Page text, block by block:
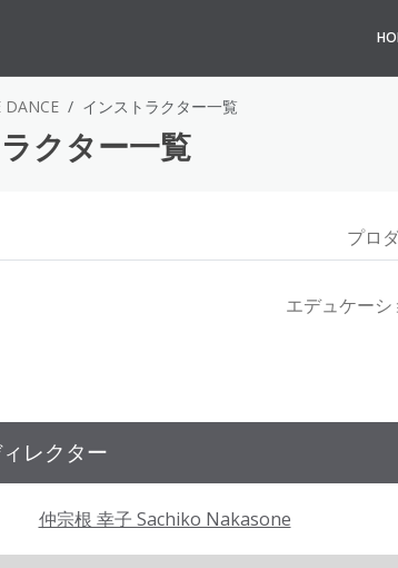
DANCE インストラクター一覧
クター一覧
プロ
エデュケーシ
レクター
仲宗根 幸子 Sachiko Nakasone